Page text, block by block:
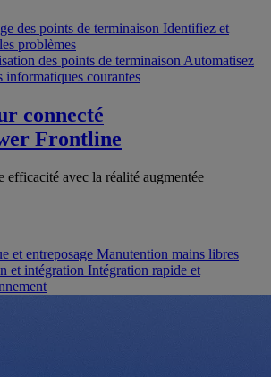
des points de terminaison Identifiez et
problèmes
des points de terminaison Automatisez
informatiques courantes
connecté
Frontline
efficacité avec la réalité augmentée
et entreposage Manutention mains libres
et intégration Intégration rapide et